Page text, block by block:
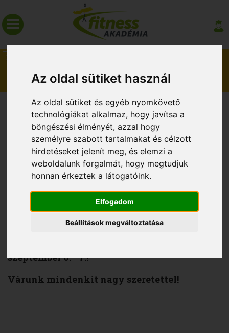
Az oldal sütiket használ
Az oldal sütiket és egyéb nyomkövető
technológiákat alkalmaz, hogy javítsa a
böngészési élményét, azzal hogy
személyre szabott tartalmakat és célzott
hirdetéseket jelenít meg, és elemzi a
weboldalunk forgalmát, hogy megtudjuk
honnan érkeztek a látogatóink.
Elfogadom
Beállítások megváltoztatása
HÍREK MAGAZIN
KÉPZÉSI IDŐPONTOK
2008. március 10.
szeptember 6. - 7.!
Várunk mindenkit nagy szeretettel!